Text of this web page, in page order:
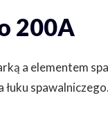
200A
a elementem